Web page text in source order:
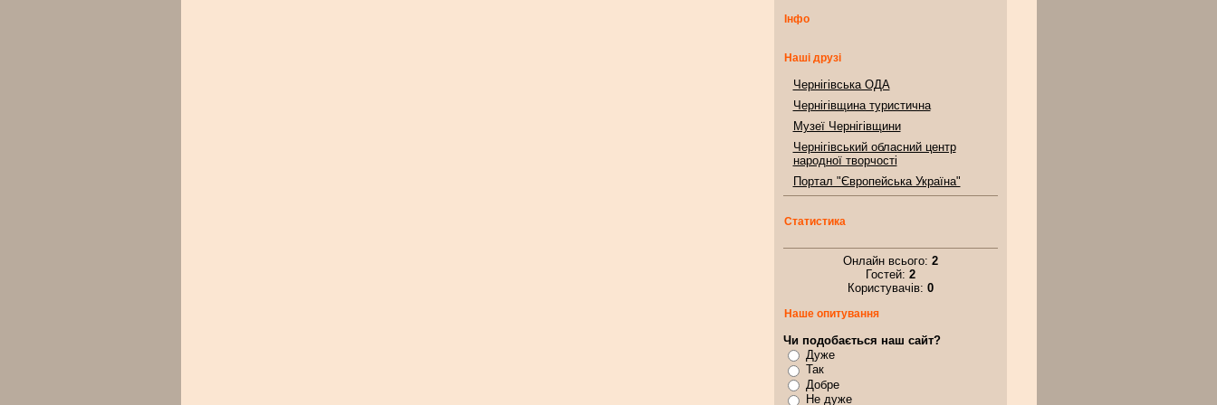
Інфо
Наші друзі
Чернігівська ОДА
Чернігівщина туристична
Музеї Чернігівщини
Чернігівський обласний центр
народної творчості
Портал "Європейська Україна"
Статистика
Онлайн всього: 2
Гостей: 2
Користувачів: 0
Наше опитування
Чи подобається наш сайт?
Дуже
Так
Добре
Не дуже